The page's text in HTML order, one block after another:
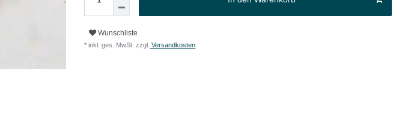
Wunschliste
* inkl. ges. MwSt. zzgl. Versandkosten